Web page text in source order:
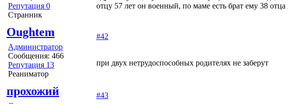
Репутация 0
Странник
отцу 57 лет он военный, по маме есть брат ему 38
Oughtem
Администратор
Сообщения: 466
Репутация 13
Реаниматор
#42
при двух нетрудоспособных родителях не заберут
прохожий #43